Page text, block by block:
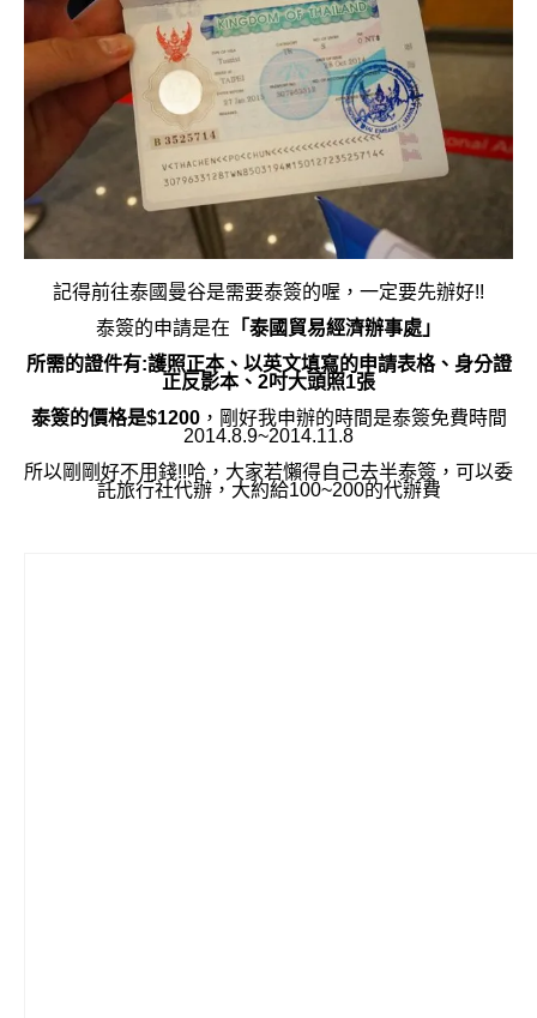
記得前往泰國曼谷是需要泰簽的喔，一定要先辦好!!
泰簽的申請是在 「泰國貿易經濟辦事處」
所需的證件有:護照正本、以英文填寫的申請表格、身分證
正反影本、2吋大頭照1張
泰簽的價格是$1200，剛好我申辦的時間是泰簽免費時間
2014.8.9~2014.11.8
所以剛剛好不用錢!!哈，大家若懶得自己去半泰簽，可以委
託旅行社代辦，大約給100~200的代辦費